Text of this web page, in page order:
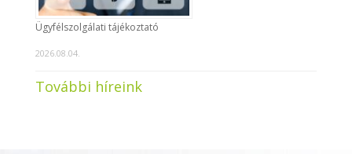
Ügyfélszolgálati tájékoztató
2026.08.04.
További híreink